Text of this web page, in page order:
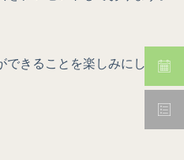
きることを楽しみにしており